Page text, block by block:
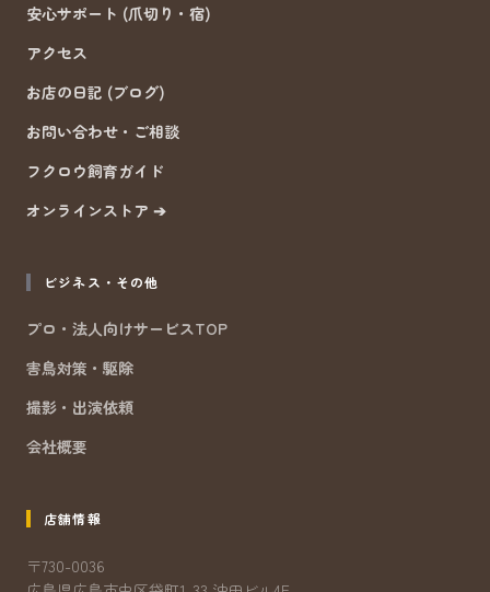
安心サポート (爪切り・宿)
アクセス
お店の日記 (ブログ)
お問い合わせ・ご相談
フクロウ飼育ガイド
オンラインストア ➔
ビジネス・その他
プロ・法人向けサービスTOP
害鳥対策・駆除
撮影・出演依頼
会社概要
店舗情報
〒730-0036